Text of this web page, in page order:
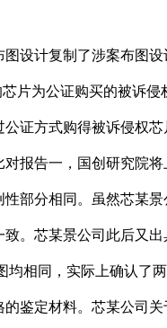
设计复制了涉案布图设
为公证购买的被诉侵
方式购得被诉侵权芯
报告一，国创研究院
部分相同。虽然芯某
。芯某景公司此后又
均相同，实际上确认了
的鉴定材料。芯某公司